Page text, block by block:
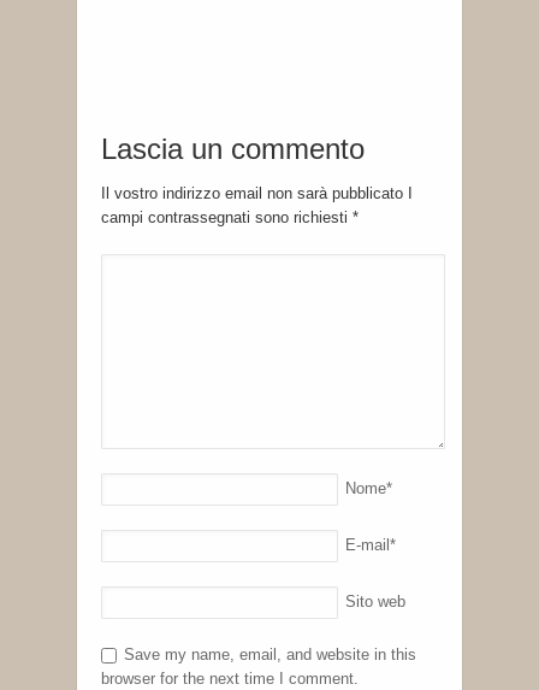
Lascia un commento
Il vostro indirizzo email non sarà pubblicato I
campi contrassegnati sono richiesti *
Nome*
E-mail *
Sito web
Save my name, email, and website in this
browser for the next time I comment.